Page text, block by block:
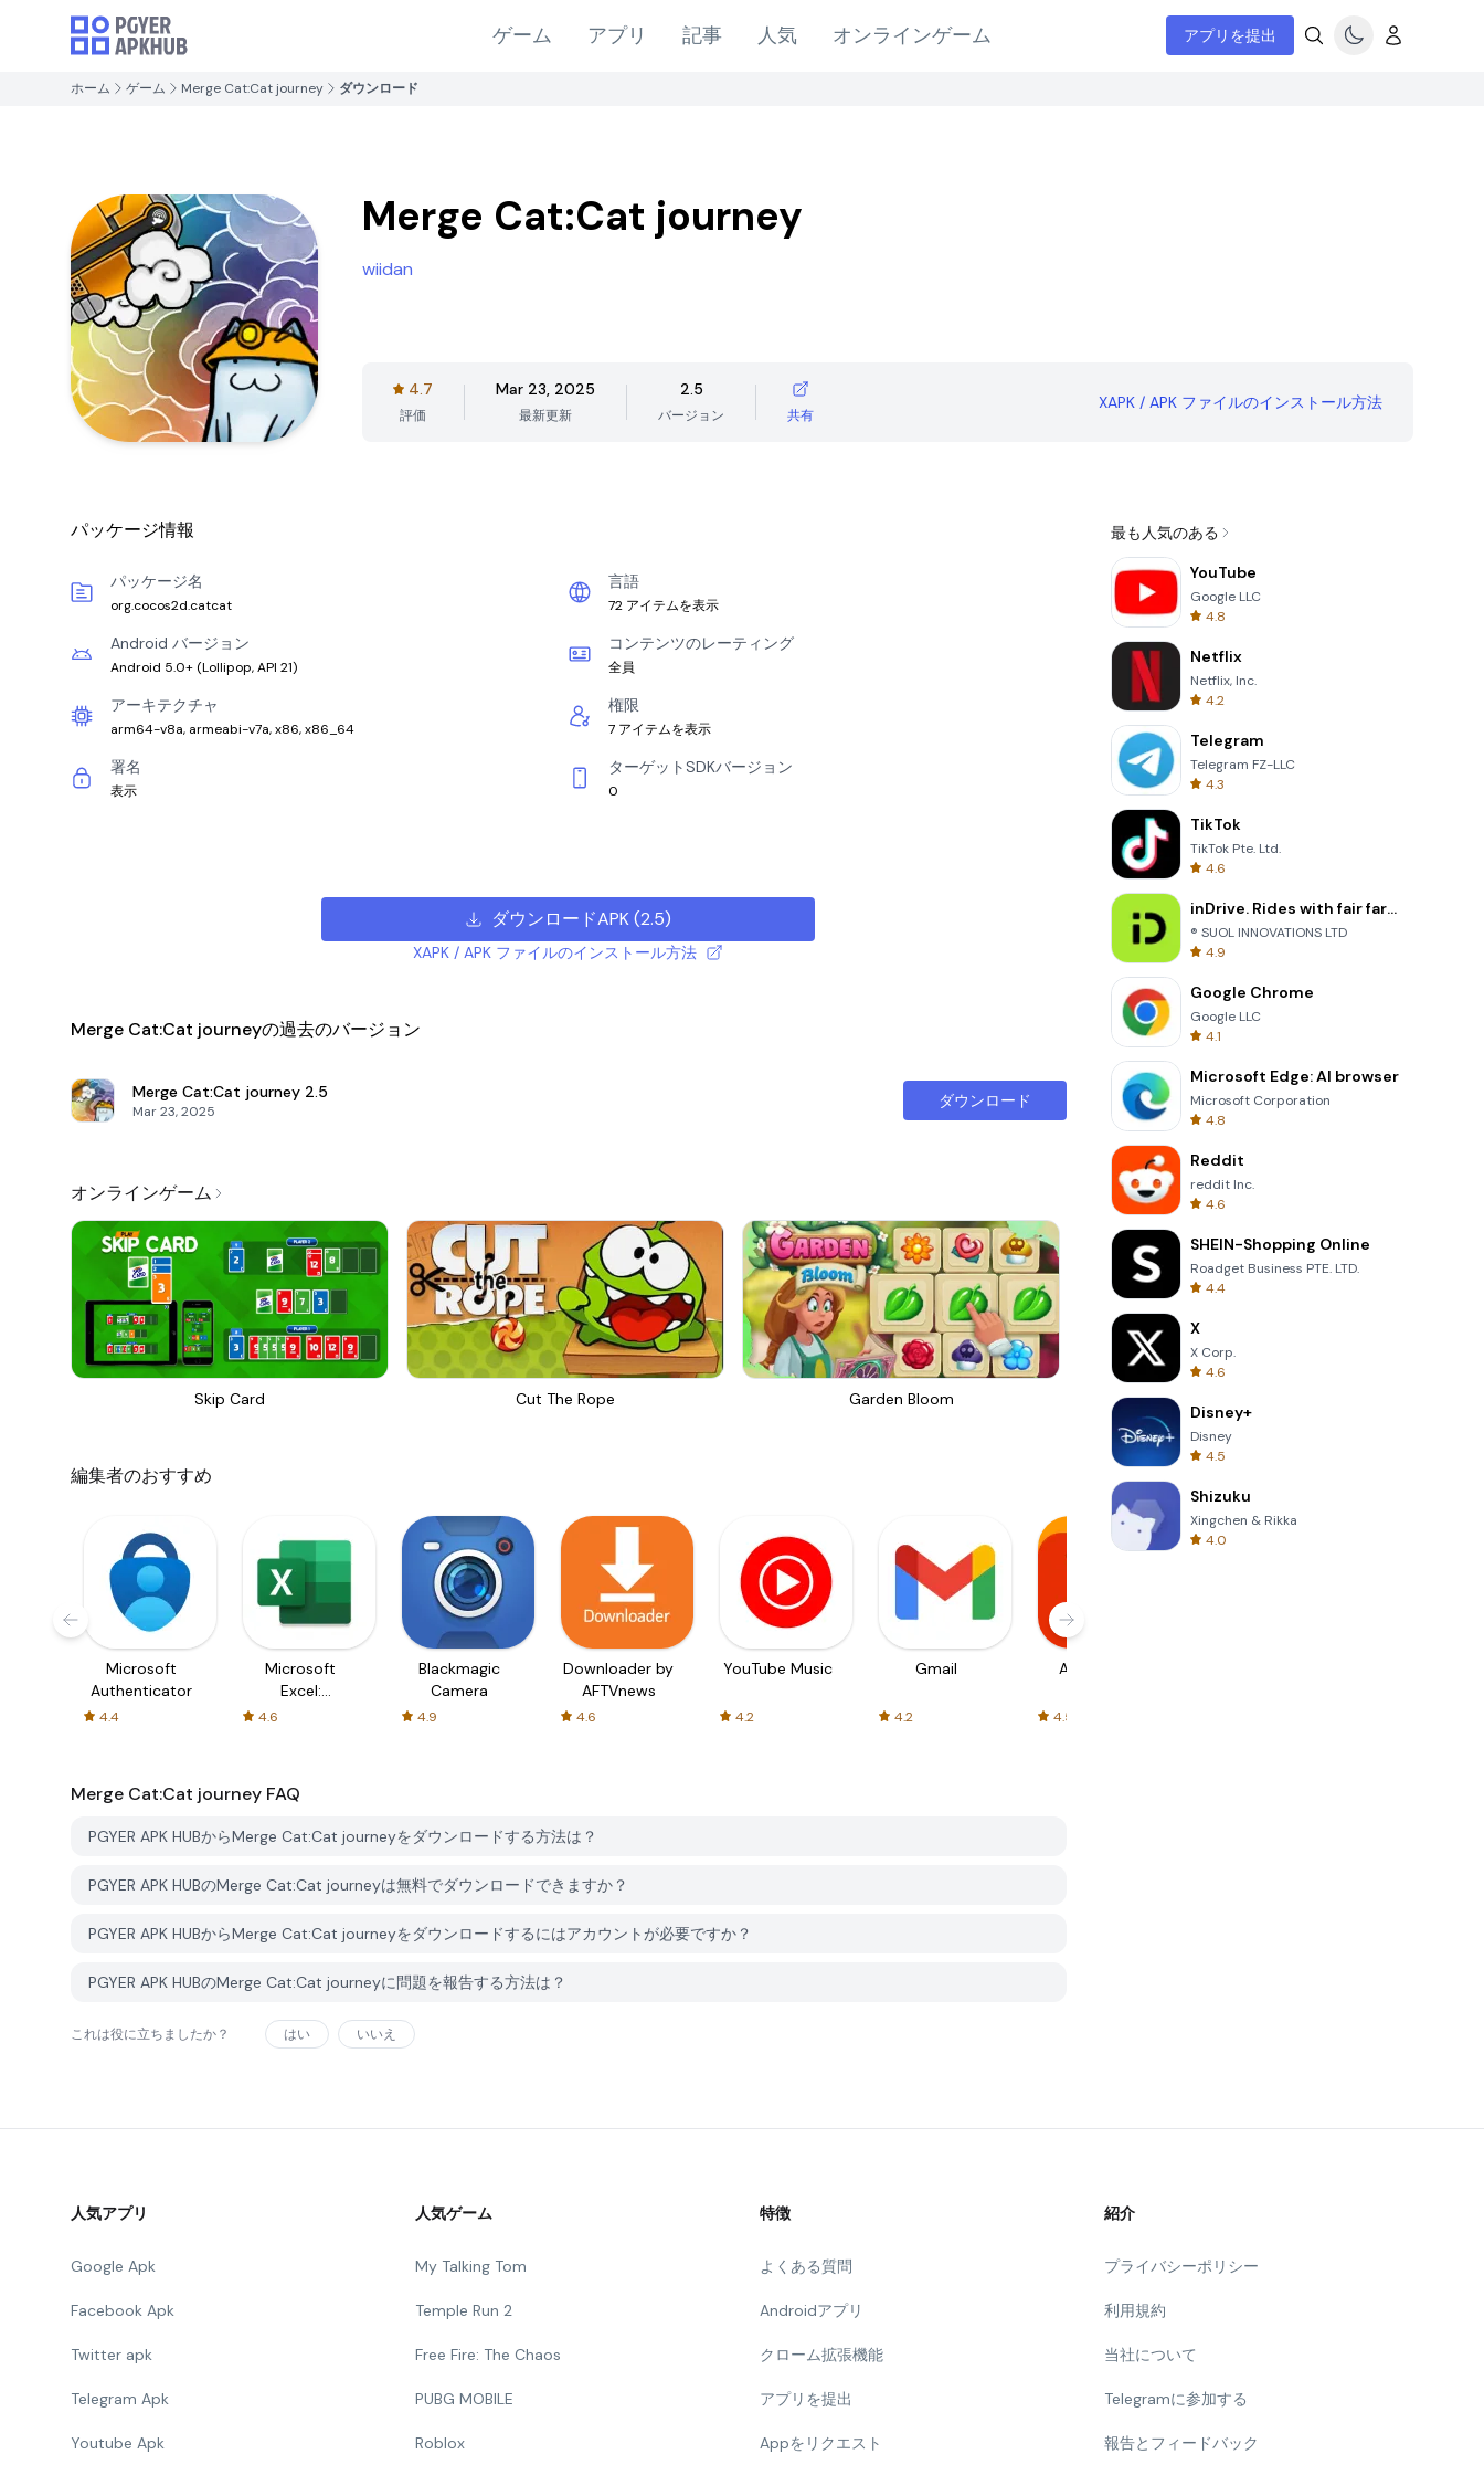
ゲーム アプリ 記事 人気 オンラインゲーム アプリを提出
ホーム ゲーム Merge Cat:Cat journey ダウンロード
Merge Cat:Cat journey
wiidan
4.7
評価
Mar 23, 2025
最新更新
2.5
バージョン 共有
XAPK / APK ファイルのインストール方法
パッケージ情報
パッケージ名
org.cocos2d.catcat
言語
72 アイテムを表示
Android バージョン
Android 5.0+ (Lollipop, API 21)
コンテンツのレーティング
全員
アーキテクチャ
arm64-v8a, armeabi-v7a, x86, x86_64
権限
7 アイテムを表示
署名
表示
ターゲットSDKバージョン
0
ダウンロードAPK(2.5)
XAPK / APK ファイルのインストール方法
Merge Cat:Cat journeyの過去のバージョン
Merge Cat:Cat journey 2.5
Mar 23, 2025
ダウンロード
オンラインゲーム
Skip Card Cut The Rope Garden Bloom
編集者のおすすめ
Microsoft
Authenticator
4.4
Microsoft
Excel:
Spreadsheets
4.6
Blackmagic
Camera
4.9
Downloader by
AFTVnews
4.6
YouTube Music
4.2
Gmail
4.2
AliExpress
4.5
Merge Cat:Cat journey FAQ
PGYER APK HUBからMerge Cat:Cat journeyをダウンロードする方法は？
PGYER APK HUBのMerge Cat:Cat journeyは無料でダウンロードできますか？
PGYER APK HUBからMerge Cat:Cat journeyをダウンロードするにはアカウントが必要ですか？
PGYER APK HUBのMerge Cat:Cat journeyに問題を報告する方法は？
これは役に立ちましたか？ はい いいえ
最も人気のある
YouTube
Google LLC
4.8
Netflix
Netflix, Inc.
4.2
Telegram
Telegram FZ-LLC
4.3
TikTok
TikTok Pte. Ltd.
4.6
inDrive. Rides with fair fares
® SUOL INNOVATIONS LTD
4.9
Google Chrome
Google LLC
4.1
Microsoft Edge: AI browser
Microsoft Corporation
4.8
Reddit
reddit Inc.
4.6
SHEIN-Shopping Online
Roadget Business PTE. LTD.
4.4
X
X Corp.
4.6
Disney+
Disney
4.5
Shizuku
Xingchen & Rikka
4.0
人気アプリ
Google Apk
Facebook Apk
Twitter apk
Telegram Apk
Youtube Apk
人気ゲーム
My Talking Tom
Temple Run 2
Free Fire: The Chaos
PUBG MOBILE
Roblox
特徴
よくある質問
Androidアプリ
クローム拡張機能
アプリを提出
Appをリクエスト
紹介
プライバシーポリシー
利用規約
当社について
Telegramに参加する
報告とフィードバック